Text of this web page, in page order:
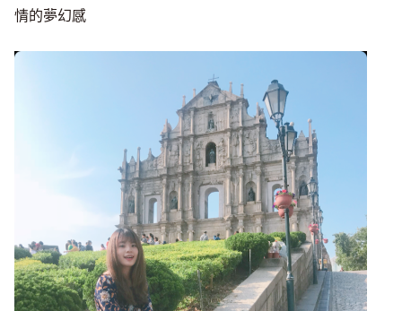
情的夢幻感